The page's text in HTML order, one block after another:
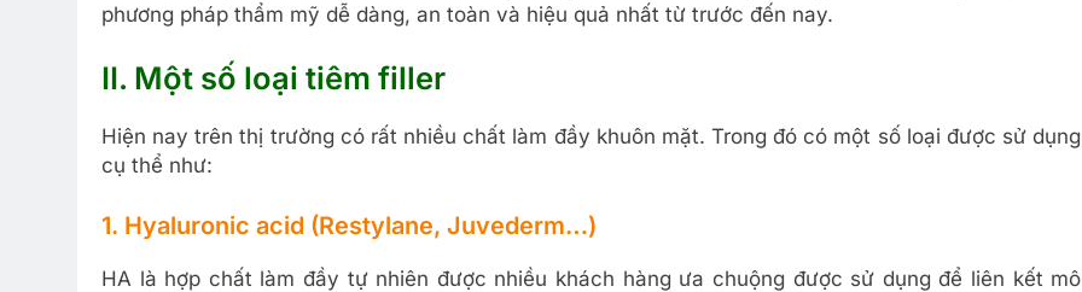
phương pháp thẩm mỹ dễ dàng, an toàn và hiệu quả nhất từ ​​trước đến nay.
II. Một số loại tiêm filler
Hiện nay trên thị trường có rất nhiều chất làm đầy khuôn mặt. Trong đó có một số loại được sử dụng
cụ thể như:
1. Hyaluronic acid (Restylane, Juvederm…)
HA là hợp chất làm đầy tự nhiên được nhiều khách hàng ưa chuộng được sử dụng để liên kết mô